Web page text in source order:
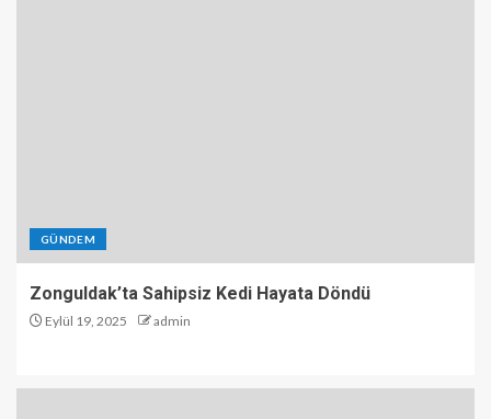
GÜNDEM
Zonguldak’ta Sahipsiz Kedi Hayata Döndü
Eylül 19, 2025 admin